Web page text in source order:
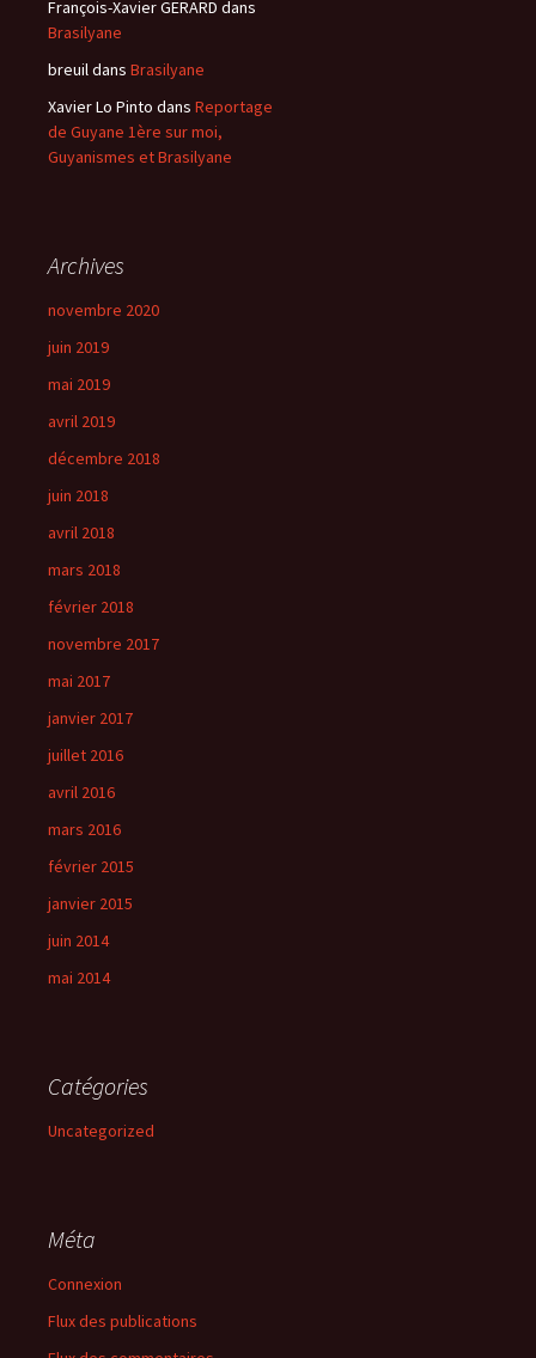
François-Xavier GERARD dans
Brasilyane
breuildans Brasilyane
Xavier Lo Pinto dans Reportage
de Guyane 1ère sur moi,
Guyanismes et Brasilyane
Archives
novembre 2020
juin 2019
mai 2019
avril 2019
décembre 2018
juin 2018
avril 2018
mars 2018
février 2018
novembre 2017
mai 2017
janvier 2017
juillet 2016
avril 2016
mars 2016
février 2015
janvier 2015
juin 2014
mai 2014
Catégories
Uncategorized
Méta
Connexion
Flux des publications